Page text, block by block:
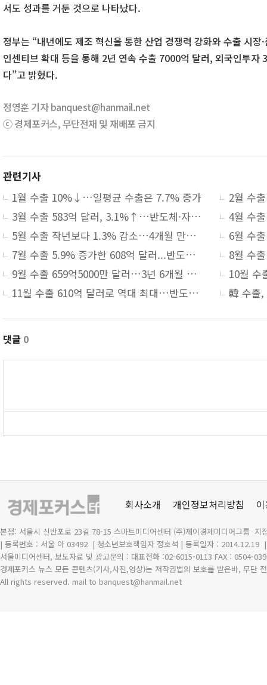
서도 성과를 거둔 것으로 나타났다.
정부는 “내년에도 제조 혁신을 통한 산업 경쟁력 강화와 수출 시
인센티브 확대 등을 통해 2년 연속 수출 7000억 달러, 외국인투자
다”고 밝혔다.
정영훈 기자 banquest@hanmail.net
ⓒ 경제포커스, 무단전재 및 재배포 금지
관련기사
1월 수출 10%↓…일평균 수출은 7.7% 증가
3월 수출 583억 달러, 3.1%↑…반도체·자동차 선전, 석유화학 부진
5월 수출 작년보다 1.3% 감소…4개월 만에 마이너스 전환
7월 수출 5.9% 증가한 608억 달러...반도체·자동차 호조에 역대 7월 중 최고 실적
9월 수출 659억5000만 달러…3년 6개월 만에 최대치
11월 수출 610억 달러로 역대 최대…반도체·승용차 호조에 6개월 연속 증가
댓글 0
회사소개 개인정보처리방침
본점: 서울시 신반포로 23길 78-15 스마트미디어센터 (주)제이경제미디어그룹 지
| 등록번호 : 서울 아 03492 | 청소년보호책임자 정호석 | 등록일자 : 2014.12.19
서울미디어센터, 보도자료 및 광고문의 : 대표전화 :02-6015-0113 FAX : 0504-
경제포커스 뉴스 모든 콘텐츠(기사,사진,영상)는 저작권법의 보호를 받은바, 무단
All rights reserved. mail to banquest@hanmail.net